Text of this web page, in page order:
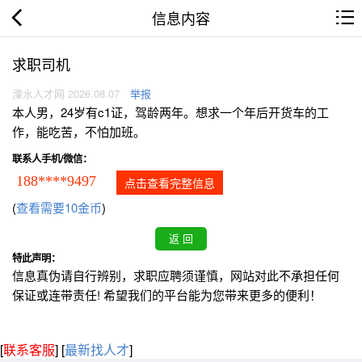
信息内容
求职司机
溧水人才网 2026.08.07 举报
本人男，24岁有c1证，驾龄两年。想求一个年后开货车的工
作，能吃苦，不怕加班。
联系人手机/微信：
188****9497 点击查看完整信息
(查看需要10金币)
特此声明：
信息真伪请自行辨别，求职应聘须谨慎，网站对此不承担任何
保证或连带责任! 希望我们的平台能为您带来更多的便利！
[联系客服] [最新找人才]